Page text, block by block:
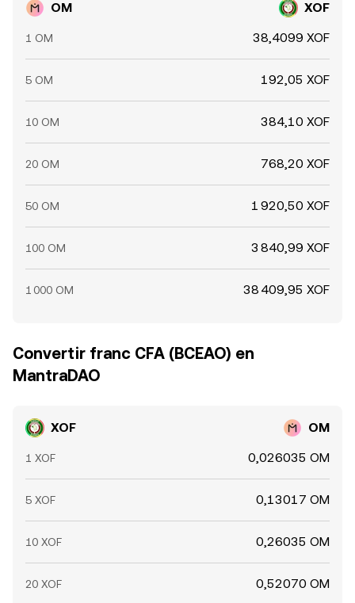
OM XOF
1 OM 38,4099 XOF
5 OM 192,05 XOF
10 OM 384,10 XOF
20 OM 768,20 XOF
50 OM 1 920,50 XOF
100 OM 3 840,99 XOF
1 000 OM 38 409,95 XOF
Convertir franc CFA (BCEAO) en
MantraDAO
XOF OM
1 XOF 0,026035 OM
5 XOF 0,13017 OM
10 XOF 0,26035 OM
20 XOF 0,52070 OM